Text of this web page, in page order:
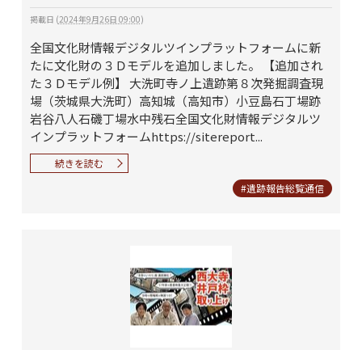
掲載日 (2024年9月26日 09:00)
全国文化財情報デジタルツインプラットフォームに新
たに文化財の３Ｄモデルを追加しました。 【追加され
た３Ｄモデル例】 大洗町寺ノ上遺跡第８次発掘調査現
場（茨城県大洗町）高知城（高知市）小豆島石丁場跡
岩谷八人石磯丁場水中残石全国文化財情報デジタルツ
インプラットフォームhttps://sitereport...
続きを読む
#遺跡報告総覧通信